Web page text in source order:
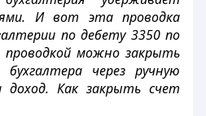
И вот эта проводка
по дебету 3350 по
проводкой можно закрыть
через ручную
доход. Как закрыть счет